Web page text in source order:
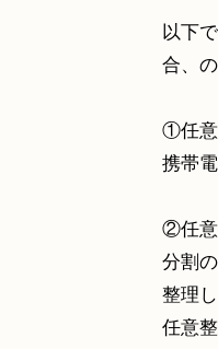
以下
合、の
①任意
携帯
②任意
分割
整理
任意